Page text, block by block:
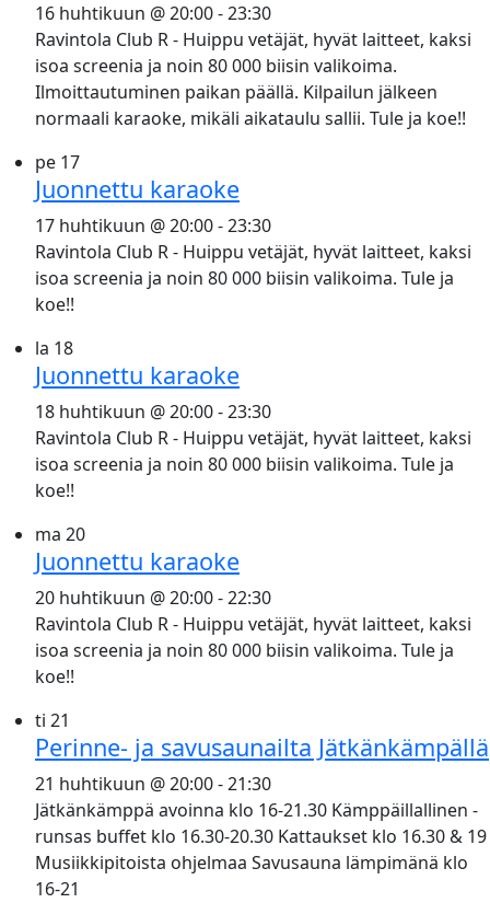
16 huhtikuun @ 20:00-23:30
Ravintola Club R - Huippu vetäjät, hyvät laitteet, kaksi
isoa screenia ja noin 80 000 biisin valikoima.
Ilmoittautuminen paikan päällä. Kilpailun jälkeen
normaali karaoke, mikäli aikataulu sallii. Tule ja koe!!
pe 17
Juonnettu karaoke
17 huhtikuun @ 20:00-23:30
Ravintola Club R - Huippu vetäjät, hyvät laitteet, kaksi
isoa screenia ja noin 80 000 biisin valikoima. Tule ja
koe!!
la 18
Juonnettu karaoke
18 huhtikuun @ 20:00-23:30
Ravintola Club R - Huippu vetäjät, hyvät laitteet, kaksi
isoa screenia ja noin 80 000 biisin valikoima. Tule ja
koe!!
ma 20
Juonnettu karaoke
20 huhtikuun @ 20:00-22:30
Ravintola Club R - Huippu vetäjät, hyvät laitteet, kaksi
isoa screenia ja noin 80 000 biisin valikoima. Tule ja
koe!!
ti 21
Perinne- ja savusaunailta Jätkänkämpällä
21 huhtikuun @ 20:00-21:30
Jätkänkämppä avoinna klo 16-21.30 Kämppäillallinen -
runsas buffet klo 16.30-20.30 Kattaukset klo 16.30 & 19
Musiikkipitoista ohjelmaa Savusauna lämpimänä klo
16-21